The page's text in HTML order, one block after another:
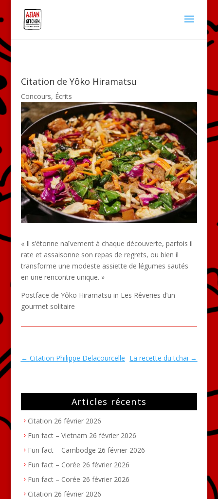
Citation de Yôko Hiramatsu
Concours, Écrits
« Il s’étonne naïvement à chaque découverte, parfois il
rate et assaisonne son repas de regrets, ou bien il
transforme une modeste assiette de légumes sautés
en une rencontre unique. »
Postface de Yôko Hiramatsu in Les Rêveries d’un
gourmet solitaire
← Citation Philippe Delacourcelle La recette du tchai →
Articles récents
Citation 26 février 2026
Fun fact – Vietnam 26 février 2026
Fun fact – Cambodge 26 février 2026
Fun fact – Corée 26 février 2026
Fun fact – Corée 26 février 2026
Citation 26 février 2026